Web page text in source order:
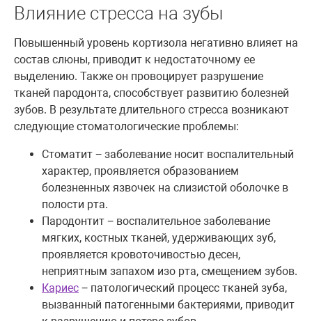
Влияние стресса на зубы
Повышенный уровень кортизола негативно влияет на
состав слюны, приводит к недостаточному ее
выделению. Также он провоцирует разрушение
тканей пародонта, способствует развитию болезней
зубов. В результате длительного стресса возникают
следующие стоматологические проблемы:
Стоматит − заболевание носит воспалительный
характер, проявляется образованием
болезненных язвочек на слизистой оболочке в
полости рта.
Пародонтит − воспалительное заболевание
мягких, костных тканей, удерживающих зуб,
проявляется кровоточивостью десен,
неприятным запахом изо рта, смещением зубов.
Кариес − патологический процесс тканей зуба,
вызванный патогенными бактериями, приводит